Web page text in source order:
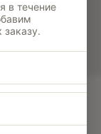
в течение